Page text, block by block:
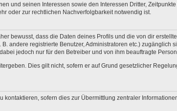
und seinen Interessen sowie den Interessen Dritter,
oder zur rechtlichen Nachverfolgbarkeit notwendig ist.
bewusst, dass die Daten deines Profils und die von dir
andere registrierte Benutzer, Administratoren etc.) zugänglich
jedoch nur für den Betreiber und von ihm beauftragte
Dies gilt nicht, sofern er auf Grund gesetzlicher
sofern dies zur Übermittlung zentraler